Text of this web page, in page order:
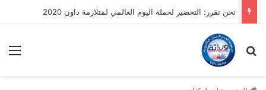
نحن نقرر: التحضير لحملة اليوم العالمي لمتلازمة داون 2020
بحث عن